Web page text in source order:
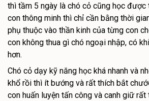
thì tầm 5 ngày là chó cỏ cũng học được
con thông minh thì chỉ cần bằng thời
phụ thuộc vào thần kinh của từng con
con không thua gì chó ngoại nhập, có
hơn.
Chó cỏ dạy kỹ năng học khá nhanh và
khổ rồi thì ít bướng và rất thích bắt
con huấn luyện tấn công và canh giữ rất